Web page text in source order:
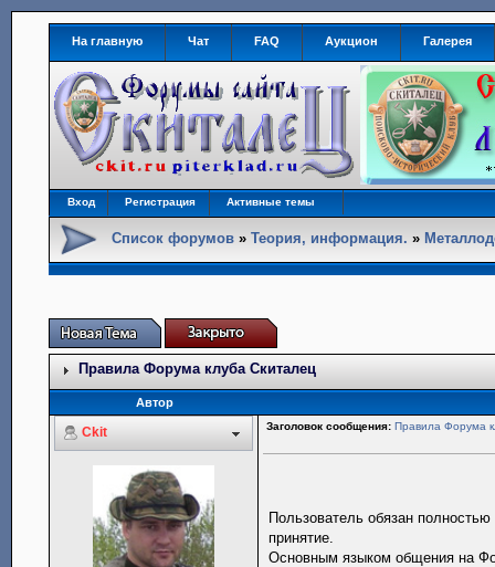
На главную Чат FAQ Аукцион Галерея
Вход Регистрация Активные темы
Список форумов »Теория, информация. »
Правила Форума клуба Скиталец
Автор
Ckit Заголовок сообщения: Правила Форума
Пользователь обязан
принятие.
Основным языком общения на